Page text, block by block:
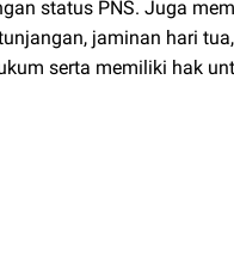
status PNS. Juga
jaminan hari
serta memiliki hak